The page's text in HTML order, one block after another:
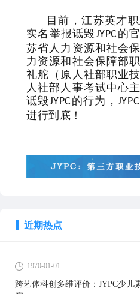
目前，江苏英才
实名举报诋毁JYPC 的
苏省人力资源和社会
力资源和社会保障部
礼舵（原人社部职业
人社部人事考试中心
诋毁JYPC 的行为， JYPC
进行到底！
近期热点
1970-01-01
跨艺体科创多维评价：JYPC少儿